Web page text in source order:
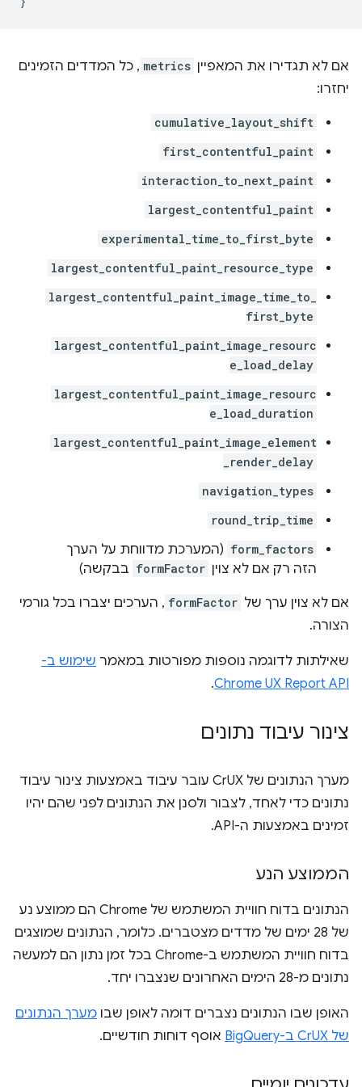
אם לא תגדירו את המאפיין metrics , כל המדדים הזמינים
יחזרו:
cumulative_layout_shift
first_contentful_paint
interaction_to_next_paint
largest_contentful_paint
experimental_time_to_first_byte
largest_contentful_paint_resource_type
largest_contentful_paint_image_time_to_
first_byte
largest_contentful_paint_image_resourc
e_load_delay
largest_contentful_paint_image_resourc
e_load_duration
largest_contentful_paint_image_element
_render_delay
navigation_types
round_trip_time
form_factors (המערכת מדווחת על הערך
הזה רק אם לא צוין formFactor בבקשה)
אם לא צוין ערך של formFactor , הערכים יצברו בכל גורמי
הצורה.
שאילתות לדוגמה נוספות מפורטות במאמר שימוש ב-
Chrome UX Report API
.
צינור עיבוד נתונים
מערך הנתונים של CrUX עובר עיבוד באמצעות צינור עיבוד
נתונים כדי לאחד, לצבור ולסנן את הנתונים לפני שהם יהיו
זמינים באמצעות ה-API.
הממוצע הנע
הנתונים בדוח חוויית המשתמש של Chrome הם ממוצע נע
של 28 ימים של מדדים מצטברים. כלומר, הנתונים שמוצגים
בדוח חוויית המשתמש ב-Chrome בכל זמן נתון הם למעשה
נתונים מ-28 הימים האחרונים שנצברו יחד.
האופן שבו הנתונים נצברים דומה לאופן שבו מערך הנתונים
של CrUX ב-BigQuery
אוסף דוחות חודשיים.